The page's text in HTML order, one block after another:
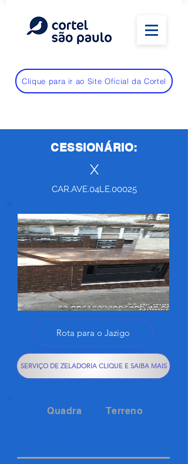
Clique para ir ao Site Oficial da Cortel
CESSIONÁRIO:
X
CAR.AVE.04LE.00025
Rota para o Jazigo
SERVIÇO DE ZELADORIA CLIQUE E SAIBA MAIS
Quadra Terreno